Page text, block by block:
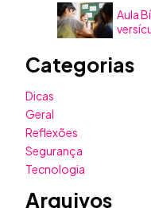
Aula
Categorias
Dicas
Geral
Reflexões
Segurança
Tecnologia
Arquivos